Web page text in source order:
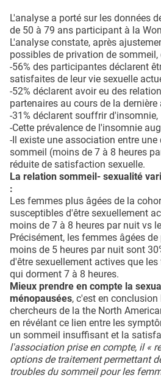
L'analyse a porté sur les données
de 50 à 79 ans participant à la
L'analyse constate, après
possibles de privation de sommeil,
-56% des participantes déclarent
satisfaites de leur vie sexuelle
-52% déclarent avoir eu des
partenaires au cours de la dernière
-31% déclarent souffrir d'insomnie,
-Cette prévalence de l'insomnie
-Il existe une association entre une
sommeil (moins de 7 à 8 heures
réduite de satisfaction sexuelle.
La relation sommeil- sexualité
:
Les femmes plus âgées de la
susceptibles d'être sexuellement
moins de 7 à 8 heures par nuit vs
Précisément, les femmes âgées
moins de 5 heures par nuit sont
d'être sexuellement actives que
qui dorment 7 à 8 heures.
Mieux prendre en compte la
ménopausées, c'est en
chercheurs de la the North
en révélant ce lien entre les
un sommeil insuffisant et la
l'association prise en compte, il «
options de traitement permettant
troubles du sommeil pour les